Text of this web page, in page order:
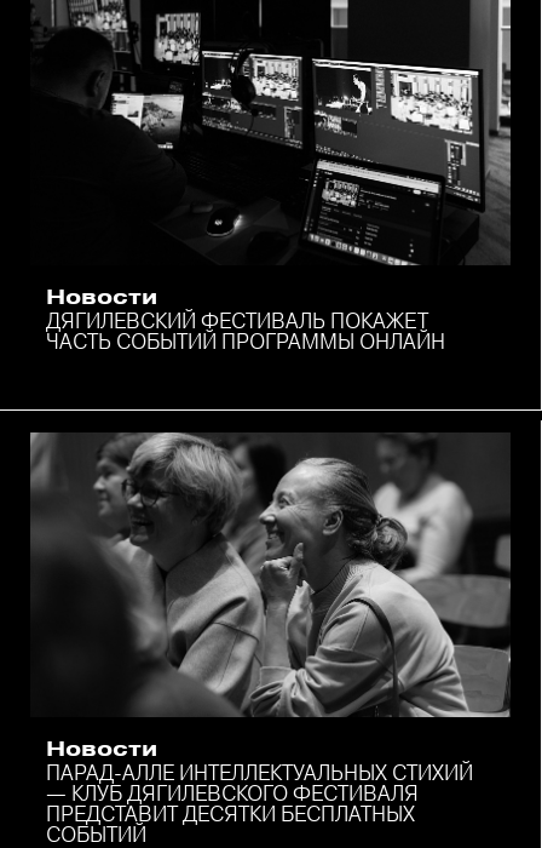
Новости
ДЯГИЛЕВСКИЙ ФЕСТИВАЛЬ ПОКАЖЕТ
ЧАСТЬ СОБЫТИЙ ПРОГРАММЫ ОНЛАЙН
Новости
ПАРАД-АЛЛЕ ИНТЕЛЛЕКТУАЛЬНЫХ СТИХИЙ
— КЛУБ ДЯГИЛЕВСКОГО ФЕСТИВАЛЯ
ПРЕДСТАВИТ ДЕСЯТКИ БЕСПЛАТНЫХ
СОБЫТИЙ